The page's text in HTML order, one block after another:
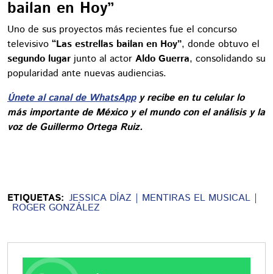
bailan en Hoy”
Uno de sus proyectos más recientes fue el concurso
televisivo “Las estrellas bailan en Hoy”, donde obtuvo el
segundo lugar junto al actor Aldo Guerra, consolidando su
popularidad ante nuevas audiencias.
Únete al canal de WhatsAppy recibe en tu celular lo
más importante de México y el mundo con el análisis y la
voz de Guillermo Ortega Ruiz.
ETIQUETAS: JESSICA DÍAZ MENTIRAS EL MUSICAL
ROGER GONZÁLEZ